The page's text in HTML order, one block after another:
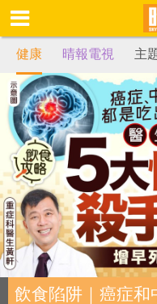
健康 晴報電視 主
飲食陷阱｜癌症和